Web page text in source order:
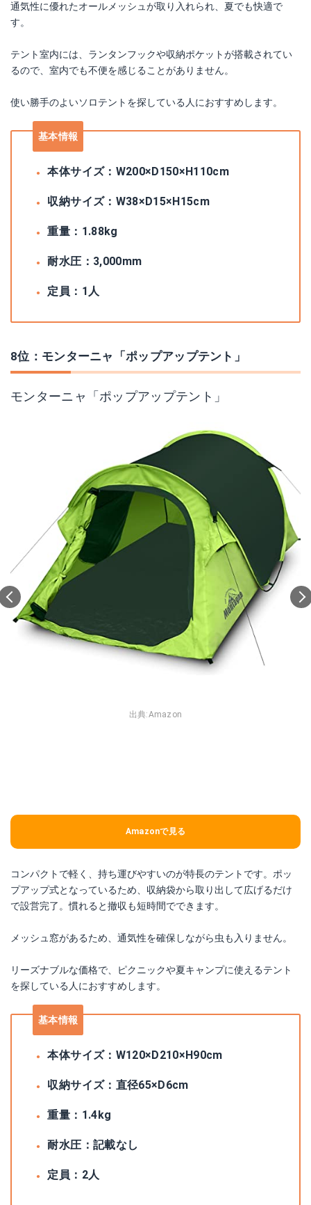
通気性に優れたオールメッシュが取り入れられ、夏でも快適で
す。
テント室内には、ランタンフックや収納ポケットが搭載されてい
るので、室内でも不便を感じることがありません。
使い勝手のよいソロテントを探している人におすすめします。
基本情報
本体サイズ：W200×D150×H110cm
収納サイズ：W38×D15×H15cm
重量：1.88kg
耐水圧：3,000mm
定員：1人
8位：モンターニャ「ポップアップテント」
モンターニャ「ポップアップテント」
出典:Amazon
Amazonで見る
コンパクトで軽く、持ち運びやすいのが特長のテントです。ポッ
プアップ式となっているため、収納袋から取り出して広げるだけ
で設営完了。慣れると撤収も短時間でできます。
メッシュ窓があるため、通気性を確保しながら虫も入りません。
リーズナブルな価格で、ピクニックや夏キャンプに使えるテント
を探している人におすすめします。
基本情報
本体サイズ：W120×D210×H90cm
収納サイズ：直径65×D6cm
重量：1.4kg
耐水圧：記載なし
定員：2人